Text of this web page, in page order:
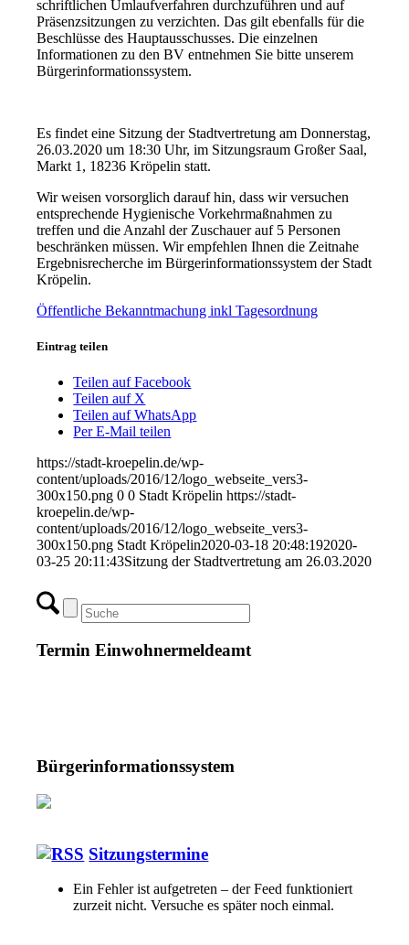
schriftlichen Umlaufverfahren durchzuführen und auf
Präsenzsitzungen zu verzichten. Das gilt ebenfalls für die
Beschlüsse des Hauptausschusses. Die einzelnen
Informationen zu den BV entnehmen Sie bitte unserem
Bürgerinformationssystem.
Es findet eine Sitzung der Stadtvertretung am Donnerstag,
26.03.2020 um 18:30 Uhr, im Sitzungsraum Großer Saal,
Markt 1, 18236 Kröpelin statt.
Wir weisen vorsorglich darauf hin, dass wir versuchen
entsprechende Hygienische Vorkehrmaßnahmen zu
treffen und die Anzahl der Zuschauer auf 5 Personen
beschränken müssen. Wir empfehlen Ihnen die Zeitnahe
Ergebnisrecherche im Bürgerinformationssystem der Stadt
Kröpelin.
Öffentliche Bekanntmachung inkl Tagesordnung
Eintrag teilen
Teilen auf Facebook
Teilen auf X
Teilen auf WhatsApp
Per E-Mail teilen
https://stadt-kroepelin.de/wp-
content/uploads/2016/12/logo_webseite_vers3-
300x150.png 0 0 Stadt Kröpelin https://stadt-
kroepelin.de/wp-
content/uploads/2016/12/logo_webseite_vers3-
300x150.png Stadt Kröpelin2020-03-18 20:48:192020-
03-25 20:11:43Sitzung der Stadtvertretung am 26.03.2020
Termin Einwohnermeldeamt
Bürgerinformationssystem
Sitzungstermine
Ein Fehler ist aufgetreten – der Feed funktioniert
zurzeit nicht. Versuche es später noch einmal.